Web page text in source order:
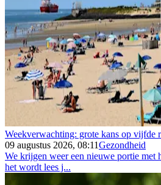
Weekverwachting: grote kans op vijfde
09 augustus 2026, 08:11Gezondheid
We krijgen weer een nieuwe portie met
het wordt lees j...